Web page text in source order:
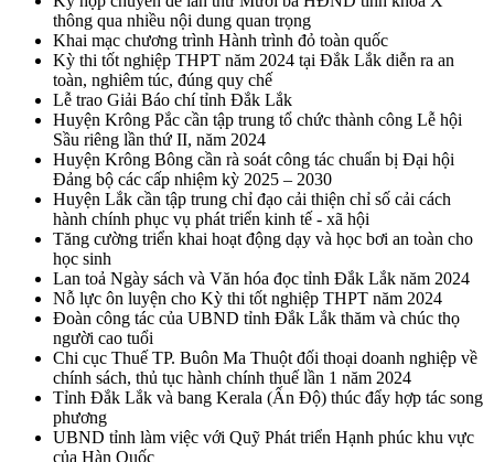
thông qua nhiều nội dung quan trọng
Khai mạc chương trình Hành trình đỏ toàn quốc
Kỳ thi tốt nghiệp THPT năm 2024 tại Đắk Lắk diễn ra an
toàn, nghiêm túc, đúng quy chế
Lễ trao Giải Báo chí tỉnh Đắk Lắk
Huyện Krông Pắc cần tập trung tổ chức thành công Lễ hội
Sầu riêng lần thứ II, năm 2024
Huyện Krông Bông cần rà soát công tác chuẩn bị Đại hội
Đảng bộ các cấp nhiệm kỳ 2025 – 2030
Huyện Lắk cần tập trung chỉ đạo cải thiện chỉ số cải cách
hành chính phục vụ phát triển kinh tế - xã hội
Tăng cường triển khai hoạt động dạy và học bơi an toàn cho
học sinh
Lan toả Ngày sách và Văn hóa đọc tỉnh Đắk Lắk năm 2024
Nỗ lực ôn luyện cho Kỳ thi tốt nghiệp THPT năm 2024
Đoàn công tác của UBND tỉnh Đắk Lắk thăm và chúc thọ
người cao tuổi
Chi cục Thuế TP. Buôn Ma Thuột đối thoại doanh nghiệp về
chính sách, thủ tục hành chính thuế lần 1 năm 2024
Tỉnh Đắk Lắk và bang Kerala (Ấn Độ) thúc đẩy hợp tác song
phương
UBND tỉnh làm việc với Quỹ Phát triển Hạnh phúc khu vực
của Hàn Quốc